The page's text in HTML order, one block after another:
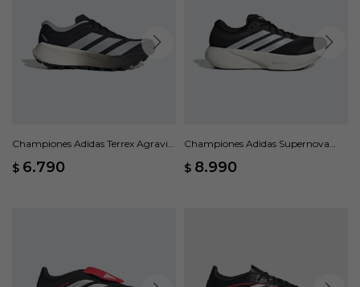
Championes Adidas Terrex Agravic
$ 6.790
Championes Adidas Supernova
$ 8.990